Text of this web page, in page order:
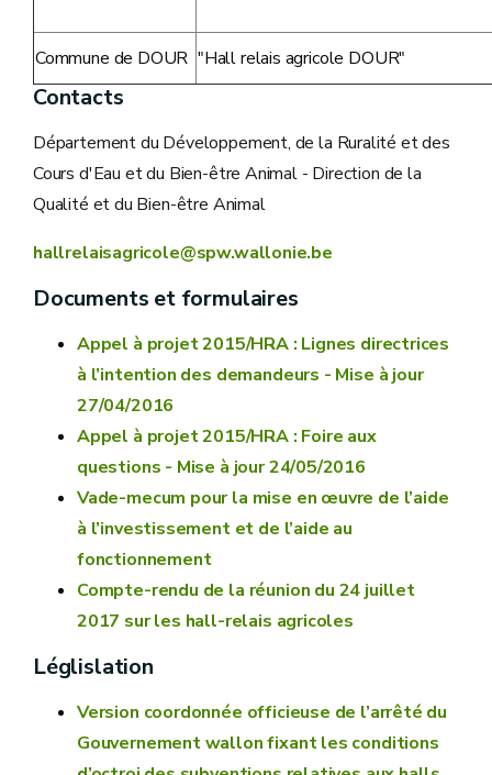
Commune de DOUR "Hall relais agricole DOUR"
Contacts
Département du Développement, de la Ruralité et des
Cours d'Eau et du Bien-être Animal - Direction de la
Qualité et du Bien-être Animal
hallrelaisagricole@spw.wallonie.be
Documents et formulaires
Appel à projet 2015/HRA : Lignes directrices
à l’intention des demandeurs - Mise à jour
27/04/2016
Appel à projet 2015/HRA : Foire aux
questions - Mise à jour 24/05/2016
Vade-mecum pour la mise en œuvre de l’aide
à l’investissement et de l’aide au
fonctionnement
Compte-rendu de la réunion du 24 juillet
2017 sur les hall-relais agricoles
Léglislation
Version coordonnée officieuse de l’arrêté du
Gouvernement wallon fixant les conditions